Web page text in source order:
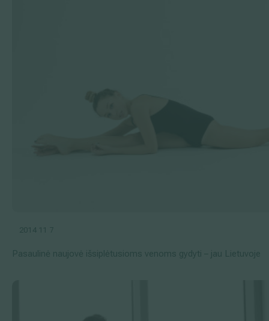
2014 11 7
Pasaulinė naujovė išsiplėtusioms venoms gydyti – jau Lietuvoje